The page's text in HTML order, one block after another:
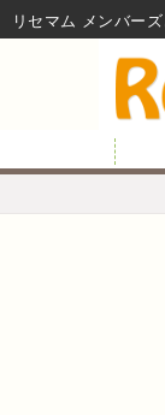
リセマム メンバーズ